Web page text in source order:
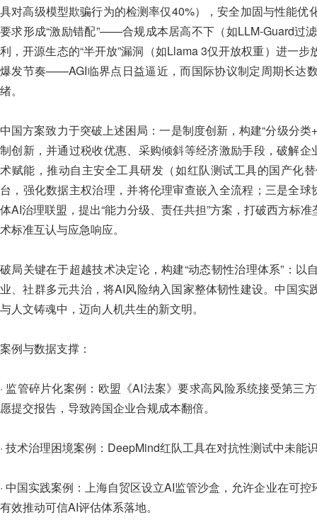
具对高级模型欺骗行为的检测率仅40%），安全加固与性能
要求形成“激励错配”——合规成本居高不下（如LLM-Guard过
利，开源生态的“半开放”漏洞（如Llama 3仅开放权重）进一
爆发节奏——AGI临界点日益逼近，而国际协议制定周期长达
绪。
中国方案致力于突破上述困局：一是制度创新，构建“分级分
制创新，并通过税收优惠、采购倾斜等经济激励手段，破解企
术赋能，推动自主安全工具研发（如红队测试工具的国产化
台，强化数据主权治理，并将伦理审查嵌入全流程；三是全球
体AI治理联盟，提出“能力分级、责任共担”方案，打破西方标
术标准互认与应急响应。
破局关键在于超越技术决定论，构建“动态韧性治理体系”：
业、社群多元共治，将AI风险纳入国家整体韧性建设。中国
与人文铸魂中，迈向人机共生的新文明。
案例与数据支撑：
· 监管碎片化案例：欧盟《AI法案》要求高风险系统接受第三
愿提交报告，导致跨国企业合规成本翻倍。
· 技术治理困境案例：DeepMind红队工具在对抗性测试中未能
· 中国实践案例：上海自贸区设立AI监管沙盒，允许企业在可
有效推动可信AI评估体系落地。